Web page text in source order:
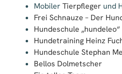
Mobiler Tierpfleger und
Frei Schnauze – Der
Hundeschule „hundeleo“
Hundetraining Heinz
Hundeschule Stephan
Bellos Dolmetscher